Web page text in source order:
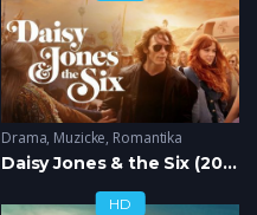
Drama, Muzicke, Romantika
Daisy Jones & the Six (2023)
HD